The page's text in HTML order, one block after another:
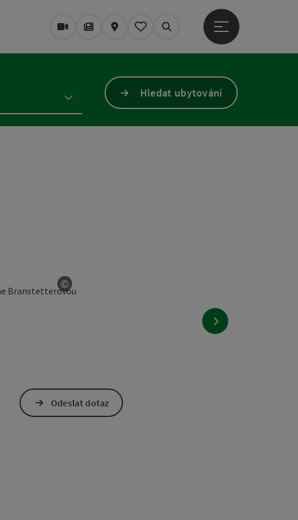
Webové kamery
Časopis/Blog
MapaZapamatované
Vyhledávání
Otevřít hlavní
Hledat ubytování
©
otevřít copyright
nächstes Element
Odeslat dotaz